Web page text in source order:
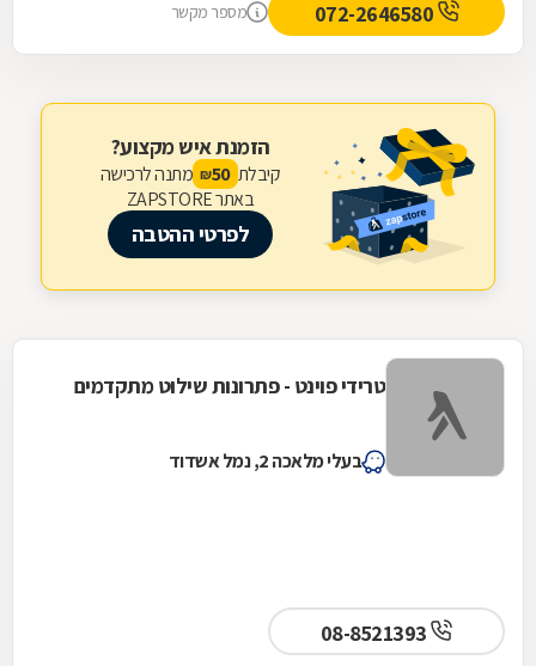
מספר מקשר
הזמנת איש מקצוע?
קיבלת 50
₪ מתנה לרכישה
באתר ZAPSTORE
לפרטי ההטבה
טרידי פוינט - פתרונות שילוט מתקדמים
בעלי מלאכה 2, נמל אשדוד
08-8521393